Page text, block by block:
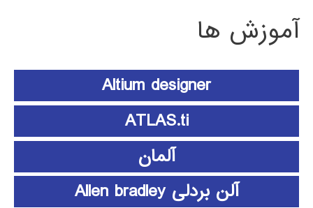
آموزش ها
Altium designer
ATLAS.ti
آلمان
آلن بردلی Allen bradley